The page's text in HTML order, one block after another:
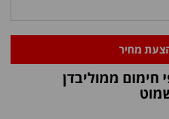
מחיר
חימום ממוליבדן